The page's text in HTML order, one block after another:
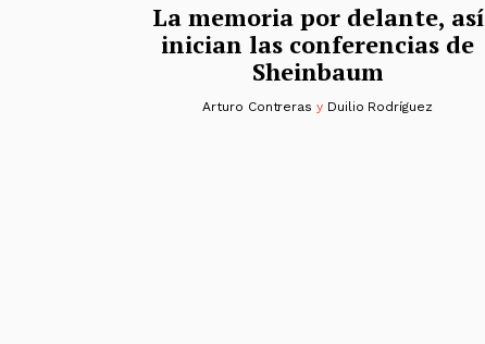
La memoria por delante, así
inician las conferencias de
Sheinbaum
Arturo Contreras y Duilio Rodríguez